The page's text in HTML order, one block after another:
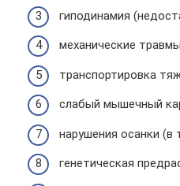
гиподинамия
механические
транспортировка
слабый мышечный
нарушения осанки (в
генетическая